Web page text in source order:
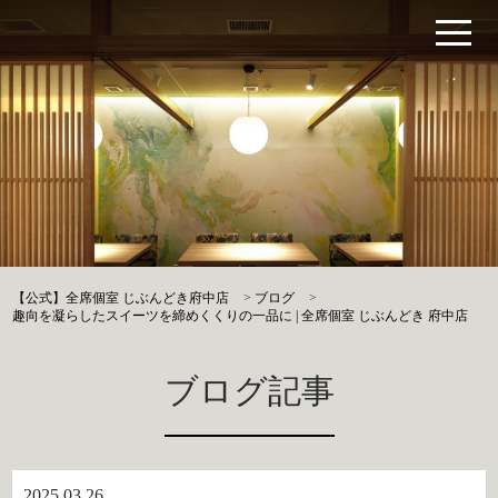
【公式】全席個室 じぶんどき府中店 > ブログ
>
趣向を凝らしたスイーツを締めくくりの一品に | 全席個室 じぶんどき 府中店
ブログ記事